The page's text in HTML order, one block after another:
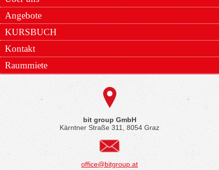
Angebote
KURSBUCH
Kontakt
Raummiete
bit group GmbH
Kärntner Straße 311, 8054 Graz
office@bitgroup.at